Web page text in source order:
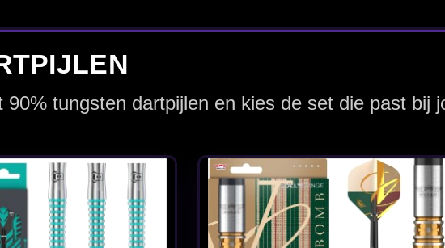
Bullet Fang 90% -
Dartpijlen
Bullet Fury 90% -
Dartpijlen